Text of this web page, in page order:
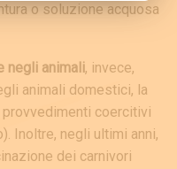
o soluzione acquosa
negli animali, invece,
animali domestici, la
provvedimenti coercitivi
Inoltre, negli ultimi anni,
dei carnivori